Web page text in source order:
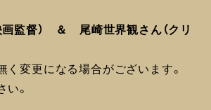
画監督） ＆ 尾崎世界観さん（クリ
変更になる場合がございます。
。